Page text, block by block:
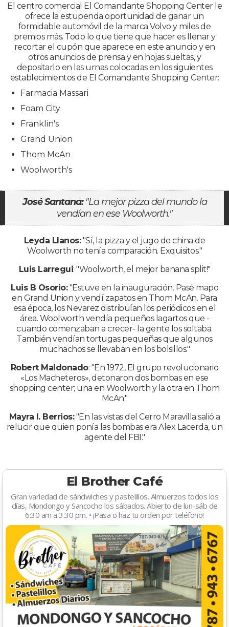
El centro comercial El Comandante Shopping Center le
ofrece la estupenda oportunidad de ganar un
formidable automóvil de la marca Volvo y miles de
premios más. Todo lo que tiene que hacer es llenar y
recortar el cupón que aparece en este anuncio y en
otros anuncios de prensa y en hojas sueltas, y
depositarlo en las urnas colocadas en los siguientes
establecimientos de El Comandante Shopping Center:
Farmacia Massari
Foam City
Franklin's
Grand Union
Thom McAn
Woolworth's
José Santana:"La mejor pizza del mundo la
vendían en ese Woolworth."
Leyda Llanos:"Sí, la pizza y el jugo de china de
Woolworth no tenía comparación. Exquisitos."
Luis Larregui: "Woolworth, el mejor banana split!"
Luis B Osorio:"Estuve en la inauguración. Pasé mapo
en Grand Union y vendí zapatos en Thom McAn. Para
esa época, los Nevarez distribuían los periódicos en el
área. Woolworth vendía pequeños lagartos que -
cuando comenzaban a crecer- la gente los soltaba.
También vendían tortugas pequeñas que algunos
muchachos se llevaban en los bolsillos."
Robert Maldonado: "En 1972, El grupo revolucionario
«Los Macheteros», detonaron dos bombas en ese
shopping center; una en Woolworth y la otra en Thom
McAn."
Mayra I. Berrios:"En las vistas del Cerro Maravilla salió a
relucir que quien ponía las bombas era Alex Lacerda, un
agente del FBI."
El Brother Café
Gran variedad de sándwiches y pastelillos. Almuerzos todos los
días, Mondongo y Sancocho los sábados. Abierto de lun-sáb de
6:30 am a 3:30 pm. • ¡Pasa o haz tu orden por teléfono!